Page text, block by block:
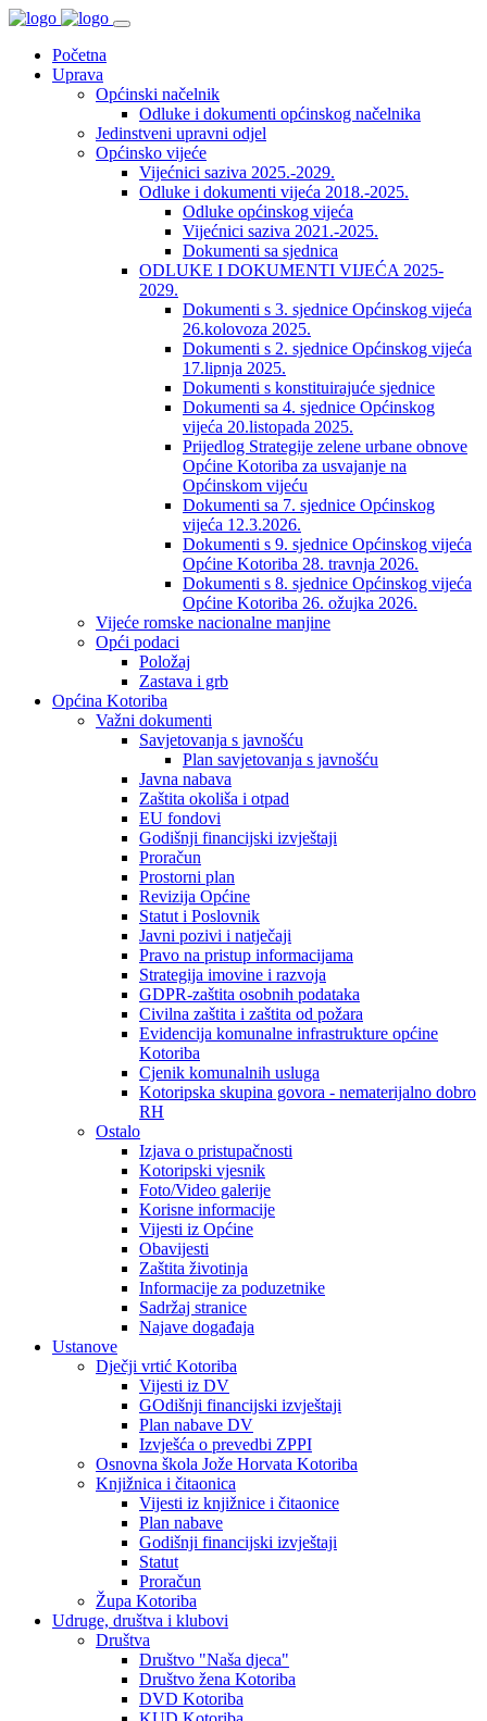
Početna
Uprava
Općinski načelnik
Odluke i dokumenti općinskog načelnika
Jedinstveni upravni odjel
Općinsko vijeće
Vijećnici saziva 2025.-2029.
Odluke i dokumenti vijeća 2018.-2025.
Odluke općinskog vijeća
Vijećnici saziva 2021.-2025.
Dokumenti sa sjednica
ODLUKE I DOKUMENTI VIJEĆA 2025-
2029.
Dokumenti s 3. sjednice Općinskog vijeća
26.kolovoza 2025.
Dokumenti s 2. sjednice Općinskog vijeća
17.lipnja 2025.
Dokumenti s konstituirajuće sjednice
Dokumenti sa 4. sjednice Općinskog
vijeća 20.listopada 2025.
Prijedlog Strategije zelene urbane obnove
Općine Kotoriba za usvajanje na
Općinskom vijeću
Dokumenti sa 7. sjednice Općinskog
vijeća 12.3.2026.
Dokumenti s 9. sjednice Općinskog vijeća
Općine Kotoriba 28. travnja 2026.
Dokumenti s 8. sjednice Općinskog vijeća
Općine Kotoriba 26. ožujka 2026.
Vijeće romske nacionalne manjine
Opći podaci
Položaj
Zastava i grb
Općina Kotoriba
Važni dokumenti
Savjetovanja s javnošću
Plan savjetovanja s javnošću
Javna nabava
Zaštita okoliša i otpad
EU fondovi
Godišnji financijski izvještaji
Proračun
Prostorni plan
Revizija Općine
Statut i Poslovnik
Javni pozivi i natječaji
Pravo na pristup informacijama
Strategija imovine i razvoja
GDPR-zaštita osobnih podataka
Civilna zaštita i zaštita od požara
Evidencija komunalne infrastrukture općine
Kotoriba
Cjenik komunalnih usluga
Kotoripska skupina govora - nematerijalno dobro
RH
Ostalo
Izjava o pristupačnosti
Kotoripski vjesnik
Foto/Video galerije
Korisne informacije
Vijesti iz Općine
Obavijesti
Zaštita životinja
Informacije za poduzetnike
Sadržaj stranice
Najave događaja
Ustanove
Dječji vrtić Kotoriba
Vijesti iz DV
GOdišnji financijski izvještaji
Plan nabave DV
Izvješća o prevedbi ZPPI
Osnovna škola Jože Horvata Kotoriba
Knjižnica i čitaonica
Vijesti iz knjižnice i čitaonice
Plan nabave
Godišnji financijski izvještaji
Statut
Proračun
Župa Kotoriba
Udruge, društva i klubovi
Društva
Društvo "Naša djeca"
Društvo žena Kotoriba
DVD Kotoriba